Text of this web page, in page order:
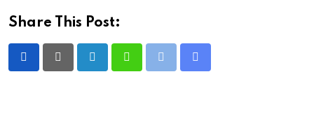
Share This Post: